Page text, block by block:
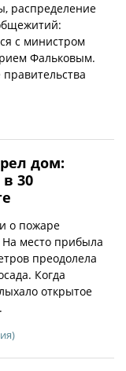
распределение
с министром
Фальковым.
дом:
30
о пожаре
место прибыла
преодолела
Когда
открытое